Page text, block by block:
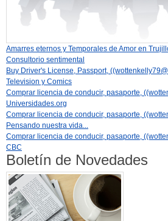
Amarres eternos y Temporales de Amor en
Consultorio sentimental
Buy Driver's License, Passport,
Television y Comics
Comprar licencia de conducir, pasaporte,
Universidades.org
Comprar licencia de conducir, pasaporte,
Pensando nuestra vida...
Comprar licencia de conducir, pasaporte,
CBC
Boletín de Novedades